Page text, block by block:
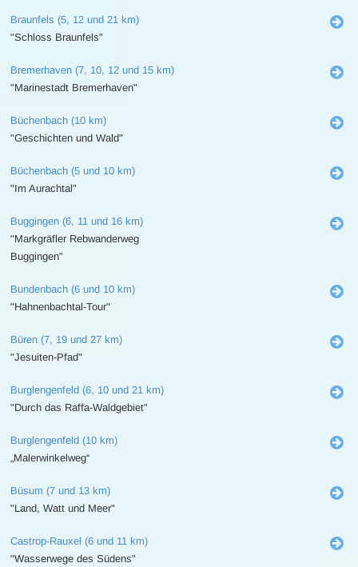
Braunfels (5, 12 und 21 km)
"Schloss Braunfels"
Bremerhaven (7, 10, 12 und 15 km)
"Marinestadt Bremerhaven"
Büchenbach (10 km)
"Geschichten und Wald"
Büchenbach (5 und 10 km)
"Im Aurachtal"
Buggingen (6, 11 und 16 km)
"Markgräfler Rebwanderweg
Buggingen"
Bundenbach (6 und 10 km)
"Hahnenbachtal-Tour"
Büren (7, 19 und 27 km)
"Jesuiten-Pfad"
Burglengenfeld (6, 10 und 21 km)
"Durch das Raffa-Waldgebiet"
Burglengenfeld (10 km)
„Malerwinkelweg“
Büsum (7 und 13 km)
"Land, Watt und Meer"
Castrop-Rauxel (6 und 11 km)
"Wasserwege des Südens"